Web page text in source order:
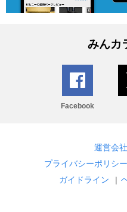
みんカ
Facebook
運営会社
プライバシーポリシー
ガイドライン
|